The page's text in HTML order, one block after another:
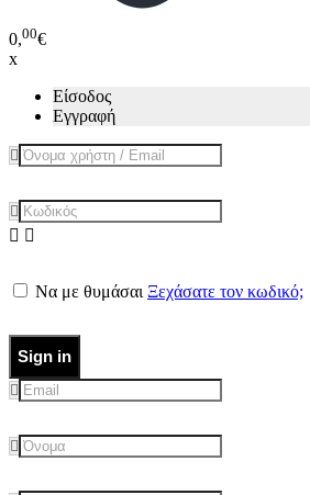
0,00€
x
Είσοδος
Εγγραφή
Να με θυμάσαι Ξεχάσατε τον κωδικό;
Sign in